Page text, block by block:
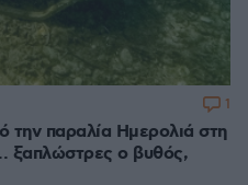
την παραλία Ημερολιά στη
ξαπλώστρες ο βυθός,
1